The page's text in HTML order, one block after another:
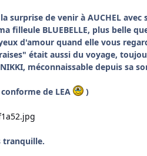
la surprise de venir à AUCHEL
filleule BLUEBELLE, plus belle
d'amour quand elle vous
était aussi du voyage,
méconnaissable depuis sa
de LEA )
tranquille.